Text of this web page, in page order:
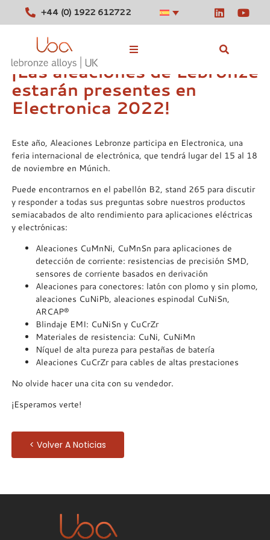
+44 (0) 1922 612722
Aleaciones en stock
Herramientas
Noticias
¡Las aleaciones de Lebronze
estarán presentes en
Electronica 2022!
Este año, Aleaciones Lebronze participa en Electronica, una
feria internacional de electrónica, que tendrá lugar del 15 al 18
de noviembre en Múnich.
Puede encontrarnos en el pabellón B2, stand 265 para discutir
y responder a todas sus preguntas sobre nuestros productos
semiacabados de alto rendimiento para aplicaciones eléctricas
y electrónicas:
Aleaciones CuMnNi, CuMnSn para aplicaciones de
detección de corriente: resistencias de precisión SMD,
sensores de corriente basados en derivación
Aleaciones para conectores: latón con plomo y sin plomo,
aleaciones CuNiPb, aleaciones espinodal CuNiSn,
ARCAP®
Blindaje EMI: CuNiSn y CuCrZr
Materiales de resistencia: CuNi, CuNiMn
Níquel de alta pureza para pestañas de batería
Aleaciones CuCrZr para cables de altas prestaciones
No olvide hacer una cita con su vendedor.
¡Esperamos verte!
< Volver A Noticias